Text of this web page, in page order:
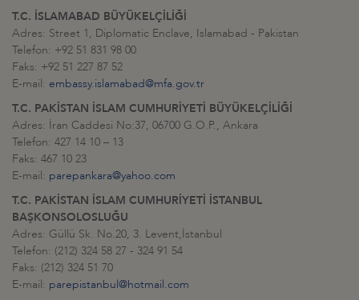
T.C. İSLAMABAD BÜYÜKELÇİLİĞİ
Adres: Street 1, Diplomatic Enclave, Islamabad - Pakistan
Telefon: +92 51 831 98 00
Faks: +92 51 227 87 52
E-mail: embassy.islamabad@mfa.gov.tr
T.C. PAKİSTAN İSLAM CUMHURİYETİ BÜYÜKELÇİLİĞİ
Adres: İran Caddesi No:37, 06700 G.O.P., Ankara
Telefon: 427 14 10 – 13
Faks: 467 10 23
E-mail: parepankara@yahoo.com
T.C. PAKİSTAN İSLAM CUMHURİYETİ İSTANBUL
BAŞKONSOLOSLUĞU
Adres: Güllü Sk. No.20, 3. Levent,İstanbul
Telefon: (212) 324 58 27 - 324 91 54
Faks: (212) 324 51 70
E-mail: parepistanbul@hotmail.com